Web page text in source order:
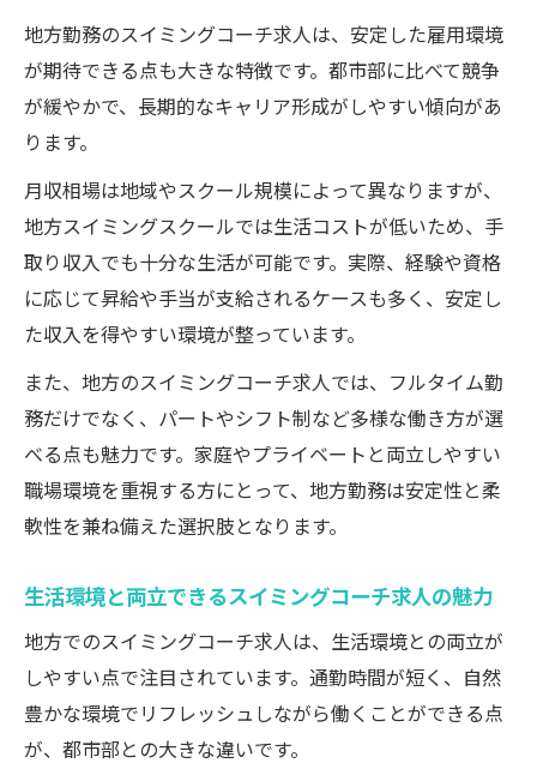
スイミングコーチ求人で年収アップを目指
すコツ
昇給や賞与が期待できるスイミングコーチ
スイミングコーチ求人で実現するキャリア
アップ戦略
資格や経験で変わるスイミングコーチ求人
の収入相場
副業・兼業も可能なスイミングコーチ求人
の働き方
地方勤務で叶える理想の働き方と将来性
スイミングコーチ求人で実現する柔軟な働
き方
地方勤務ならではのワークライフバランス
スイミングコーチ求人が描くキャリアパス
の展望
安定と成長を両立するスイミングコーチ求
人の将来性
地方勤務のスイミングコーチ求人は、安定した雇用環境
が期待できる点も大きな特徴です。都市部に比べて競争
が緩やかで、長期的なキャリア形成がしやすい傾向があ
ります。
月収相場は地域やスクール規模によって異なりますが、
地方スイミングスクールでは生活コストが低いため、手
取り収入でも十分な生活が可能です。実際、経験や資格
に応じて昇給や手当が支給されるケースも多く、安定し
た収入を得やすい環境が整っています。
また、地方のスイミングコーチ求人では、フルタイム勤
務だけでなく、パートやシフト制など多様な働き方が選
べる点も魅力です。家庭やプライベートと両立しやすい
職場環境を重視する方にとって、地方勤務は安定性と柔
軟性を兼ね備えた選択肢となります。
生活環境と両立できるスイミングコーチ求人の魅力
地方でのスイミングコーチ求人は、生活環境との両立が
しやすい点で注目されています。通勤時間が短く、自然
豊かな環境でリフレッシュしながら働くことができる点
が、都市部との大きな違いです。